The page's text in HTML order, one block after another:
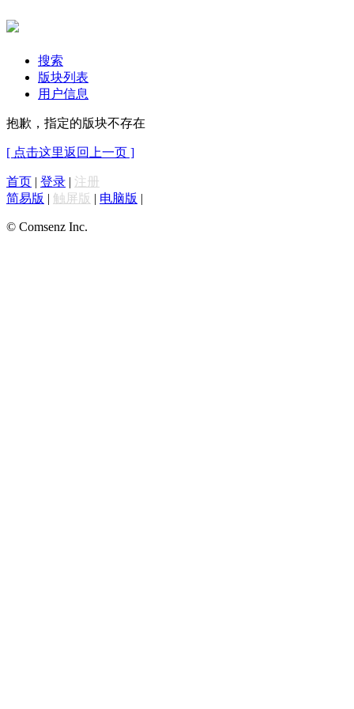
搜索
版块列表
用户信息
抱歉，指定的版块不存在
[ 点击这里返回上一页 ]
首页 | 登录 | 注册
简易版 | 触屏版 | 电脑版 |
© Comsenz Inc.